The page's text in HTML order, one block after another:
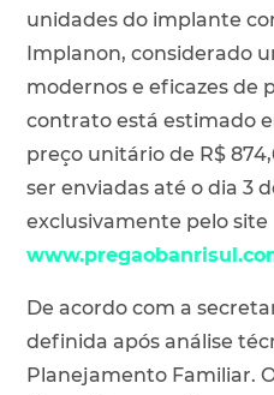
unidades do implante
Implanon, considerado
modernos e eficazes de
contrato está estimado
preço unitário de R$
ser enviadas até o dia 3
exclusivamente pelo site
De acordo com a
definida após análise
Planejamento Familiar.